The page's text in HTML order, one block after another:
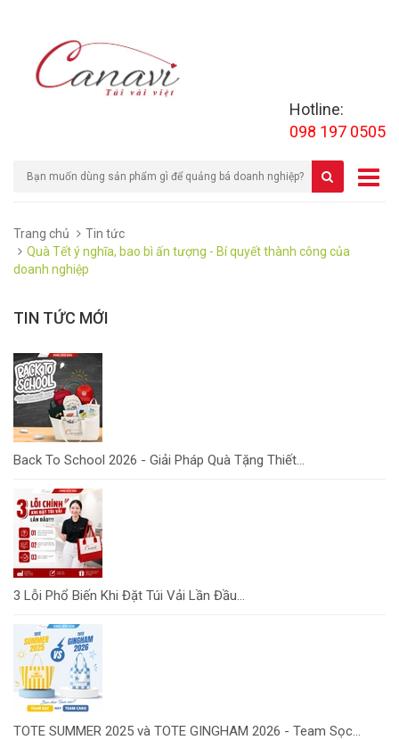
Hotline:
098 197 0505
Trang chủ
Tin tức
Quà Tết ý nghĩa, bao bì ấn tượng - Bí quyết thành công của
doanh nghiệp
TIN TỨC MỚI
Back To School 2026 - Giải Pháp Quà Tặng Thiết...
3 Lỗi Phổ Biến Khi Đặt Túi Vải Lần Đầu...
TOTE SUMMER 2025 và TOTE GINGHAM 2026 - Team Sọc...